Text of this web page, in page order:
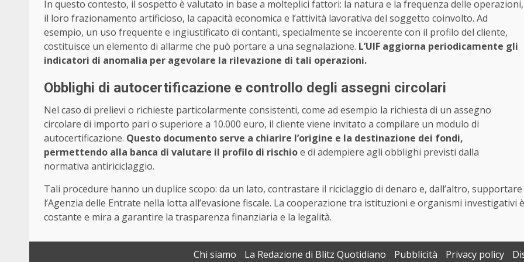
In questo contesto, il sospetto è valutato in base a molteplici fattori: la natura e la frequenza delle operazioni,
il loro frazionamento artificioso, la capacità economica e l’attività lavorativa del soggetto coinvolto. Ad
esempio, un uso frequente e ingiustificato di contanti, specialmente se incoerente con il profilo del cliente,
costituisce un elemento di allarme che può portare a una segnalazione. L’UIF aggiorna periodicamente gli
indicatori di anomalia per agevolare la rilevazione di tali operazioni.
Obblighi di autocertificazione e controllo degli assegni circolari
Nel caso di prelievi o richieste particolarmente consistenti, come ad esempio la richiesta di un assegno
circolare di importo pari o superiore a 10.000 euro, il cliente viene invitato a compilare un modulo di
autocertificazione. Questo documento serve a chiarire l’origine e la destinazione dei fondi,
permettendo alla banca di valutare il profilo di rischioe di adempiere agli obblighi previsti dalla
normativa antiriciclaggio.
Tali procedure hanno un duplice scopo: da un lato, contrastare il riciclaggio di denaro e, dall’altro, supportare
l’Agenzia delle Entrate nella lotta all’evasione fiscale. La cooperazione tra istituzioni e organismi investigativi è
costante e mira a garantire la trasparenza finanziaria e la legalità.
Chi siamo La Redazione di Blitz Quotidiano Pubblicità Privacy policy